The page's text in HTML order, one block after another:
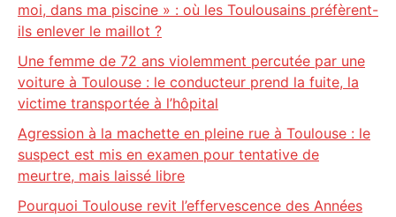
moi, dans ma piscine » : où les Toulousains préfèrent-
ils enlever le maillot ?
Une femme de 72 ans violemment percutée par une
voiture à Toulouse : le conducteur prend la fuite, la
victime transportée à l’hôpital
Agression à la machette en pleine rue à Toulouse : le
suspect est mis en examen pour tentative de
meurtre, mais laissé libre
Pourquoi Toulouse revit l’effervescence des Années